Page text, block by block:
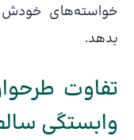
خواسته‌های خودش
بدهد.
تفاوت
وابستگی